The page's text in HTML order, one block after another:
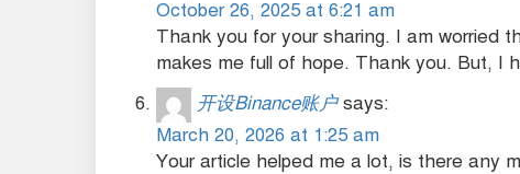
October 26, 2025 at 6:21 am
Thank you for your sharing. I am worried
makes me full of hope. Thank you. But, I
开设Binance账户 says:
March 20, 2026 at 1:25 am
Your article helped me a lot, is there any